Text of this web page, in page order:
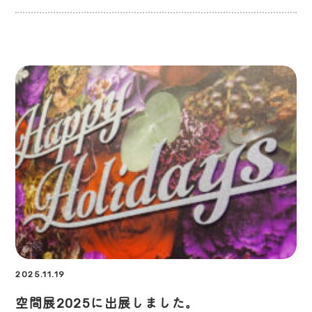
2025.11.19
空間展2025に出展しました。